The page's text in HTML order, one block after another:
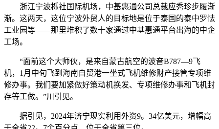
浙江宁波栎社国际机场，中基惠通公司总裁应秀珍步履渐
渐。这两天，这位宁波外贸人的目标地是位于泰国的泰中罗怯
工业园等——那里堆积了数十家通过中基惠通平台出海的中企
工场。
“面前这个大师伙，是来自蒙古航空的波音B787—9飞
机，1月中旬飞到海南自贸港一坐式飞机维修财产接管专项维
修办事。我们要加紧做好策动机换发、专项维修办事和飞机封
存等工做。”川引见。
据引见，2024年济宁现实利用外资9。34亿美元，增幅高